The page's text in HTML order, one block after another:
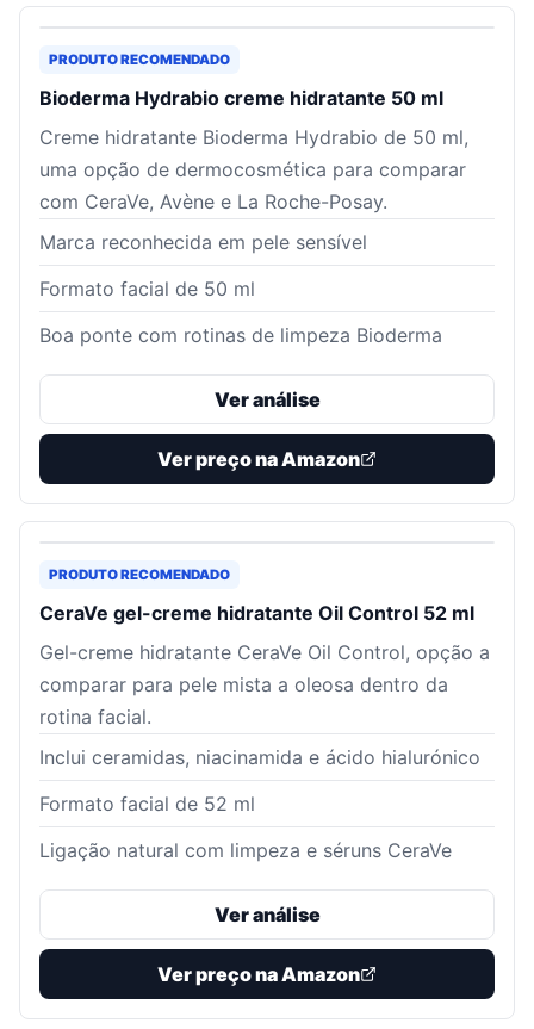
PRODUTO RECOMENDADO
Bioderma Hydrabio creme hidratante 50 ml
Creme hidratante Bioderma Hydrabio de 50 ml,
uma opção de dermocosmética para comparar
com CeraVe, Avène e La Roche-Posay.
Marca reconhecida em pele sensível
Formato facial de 50 ml
Boa ponte com rotinas de limpeza Bioderma
Ver análise
Ver preço na Amazon
PRODUTO RECOMENDADO
CeraVe gel-creme hidratante Oil Control 52 ml
Gel-creme hidratante CeraVe Oil Control, opção a
comparar para pele mista a oleosa dentro da
rotina facial.
Inclui ceramidas, niacinamida e ácido hialurónico
Formato facial de 52 ml
Ligação natural com limpeza e séruns CeraVe
Ver análise
Ver preço na Amazon